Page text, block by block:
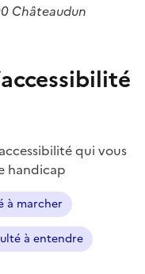
Châteaudun
qui vous
handicap
à marcher
à entendre